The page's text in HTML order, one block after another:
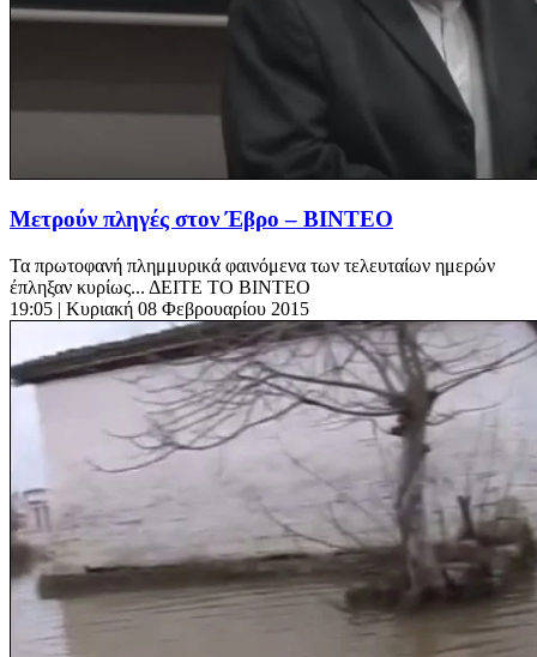
Μετρούν πληγές στον Έβρο – ΒΙΝΤΕΟ
Τα πρωτοφανή πλημμυρικά φαινόμενα των τελευταίων ημερών
έπληξαν κυρίως... ΔΕΙΤΕ ΤΟ ΒΙΝΤΕΟ
19:05 | Κυριακή 08 Φεβρουαρίου 2015